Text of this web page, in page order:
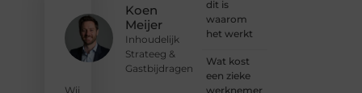
Koen
Meijer
Inhoudelijk
Strateeg &
Gastbijdragen
Wij
dit is
waarom
het werkt
Wat kost
een zieke
werknemer